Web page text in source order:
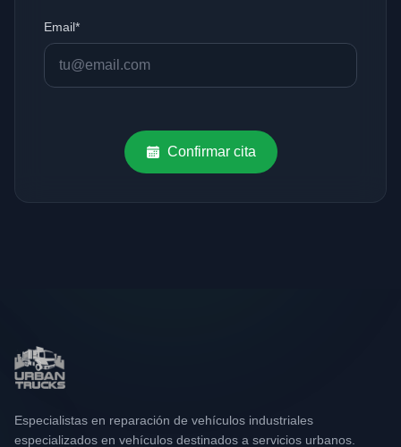
Email*
Confirmar cita
Especialistas en reparación de vehículos industriales
especializados en vehículos destinados a servicios urbanos.